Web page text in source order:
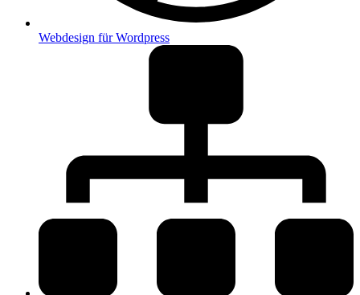
Webdesign für Wordpress